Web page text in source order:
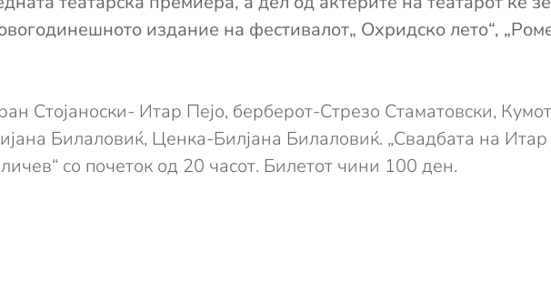
издание на фестивалот„ Охридско лето“,
Стојаноски- Итар Пејо, берберот-Стрезо Стаматовски,
Билаловиќ, Ценка-Билјана Билаловиќ. „Свадбата на Итар
со почеток од 20 часот. Билетот чини 100 ден.